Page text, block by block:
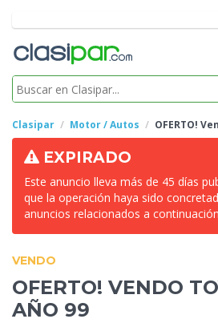
Clasipar Motor / Autos OFERTO!
EXPIRADO
Este anuncio lleva más de 45 días
que la operación haya sido
anuncios relacionados a
VENDO
OFERTO! VENDO
AÑO 99